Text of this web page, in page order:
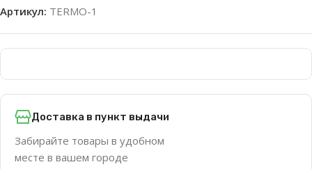
Артикул: TERMO-1
Доставка в пункт выдачи
Забирайте товары в удобном
месте в вашем городе